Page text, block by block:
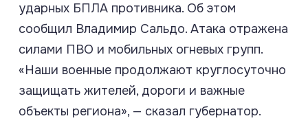
ударных БПЛА противника. Об этом
сообщил Владимир Сальдо. Атака отражена
силами ПВО и мобильных огневых групп.
«Наши военные продолжают круглосуточно
защищать жителей, дороги и важные
объекты региона», — сказал губернатор.